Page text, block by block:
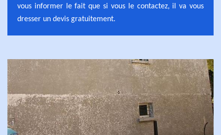
vous informer le fait que si vous le contactez, il va vous
dresser un devis gratuitement.